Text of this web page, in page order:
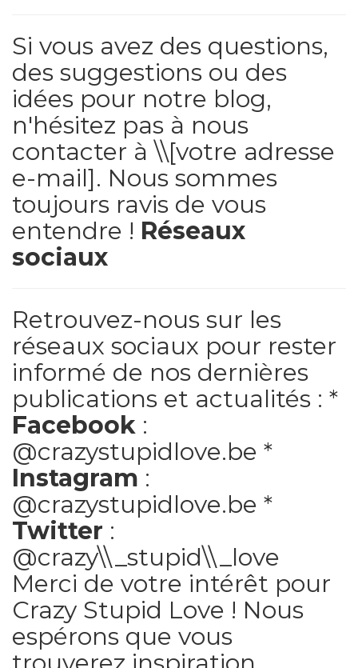
Si vous avez des questions,
des suggestions ou des
idées pour notre blog,
n'hésitez pas à nous
contacter à \\[votre adresse
e-mail]. Nous sommes
toujours ravis de vous
entendre ! Réseaux
sociaux
Retrouvez-nous sur les
réseaux sociaux pour rester
informé de nos dernières
publications et actualités : *
Facebook :
@crazystupidlove.be *
Instagram :
@crazystupidlove.be *
Twitter :
@crazy\\_stupid\\_love
Merci de votre intérêt pour
Crazy Stupid Love ! Nous
espérons que vous